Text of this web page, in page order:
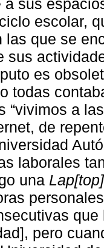
a sus
escolar,
las que se
sus
es
todas
“vivimos a
de
laborales
una Lap[top]
pero